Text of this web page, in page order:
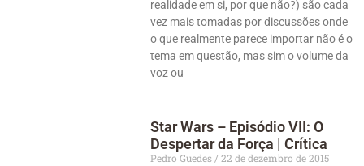
realidade em si, por que não?) são cada
vez mais tomadas por discussões onde
o que realmente parece importar não é o
tema em questão, mas sim o volume da
voz ou
Star Wars – Episódio VII: O
Despertar da Força | Crítica
Pedro Guedes
22 de dezembro de 2015